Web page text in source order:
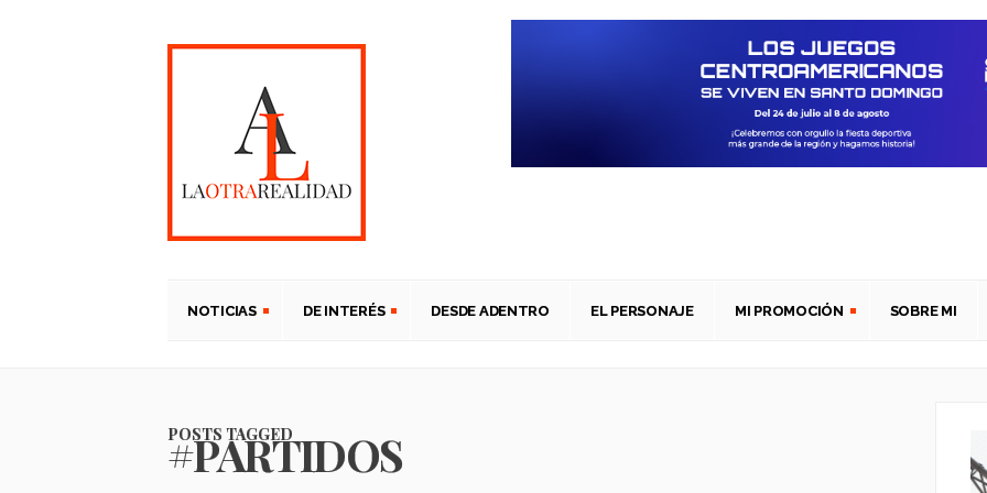
NOTICIAS DE INTERÉS DESDE ADENTRO EL PERSONAJE MI PROMOCIÓN SOBRE MI
POSTS TAGGED
#PARTIDOS